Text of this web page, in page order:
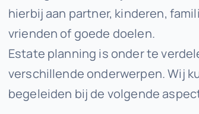
hierbij aan partner, kinderen,
vrienden of goede doelen.
Estate planning is onder te
verschillende onderwerpen. Wij
begeleiden bij de volgende